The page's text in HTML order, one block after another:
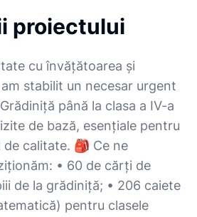
proiectului
cu învățătoarea și
stabilit un necesar urgent
până la clasa a IV-a
de bază, esențiale pentru
calitate. 🎒 Ce ne
• 60 de cărți de
de la grădiniță; • 206 caiete
pentru clasele